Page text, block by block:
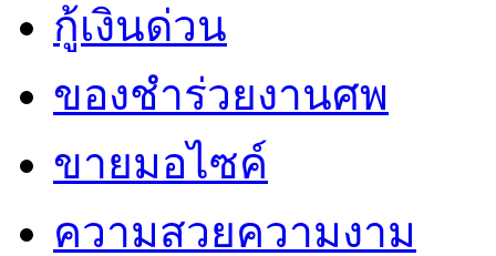
กู้เงินด่วน
ของชำร่วยงานศพ
ขายมอไซค์
ความสวยความงาม